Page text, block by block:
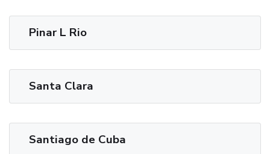
Pinar L Rio
Santa Clara
Santiago de Cuba